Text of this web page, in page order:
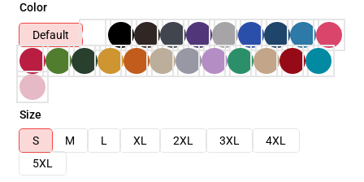
Color
Default
Size
S
M L XL 2XL 3XL
4XL
5XL